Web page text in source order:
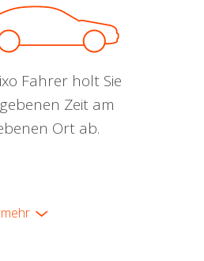
Fahrer holt Sie
Zeit am
Ort ab.
mehr